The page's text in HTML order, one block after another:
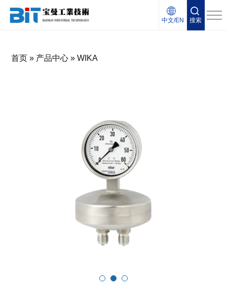
中文/EN 搜索
首页 » 产品中心 »WIKA